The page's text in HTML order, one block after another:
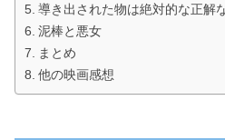
導き出された物は絶対的な正解
泥棒と悪女
まとめ
他の映画感想